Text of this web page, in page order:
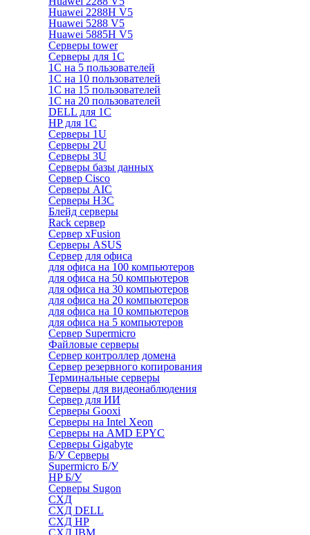
Huawei 2288H V5
Huawei 5288 V5
Huawei 5885H V5
Серверы tower
Серверы для 1C
1С на 5 пользователей
1С на 10 пользователей
1С на 15 пользователей
1С на 20 пользователей
DELL для 1С
HP для 1С
Серверы 1U
Серверы 2U
Серверы 3U
Серверы базы данных
Сервер Cisco
Серверы AIC
Серверы H3C
Блейд серверы
Rack сервер
Сервер xFusion
Серверы ASUS
Сервер для офиса
для офиса на 100 компьютеров
для офиса на 50 компьютеров
для офиса на 30 компьютеров
для офиса на 20 компьютеров
для офиса на 10 компьютеров
для офиса на 5 компьютеров
Сервер Supermicro
Файловые серверы
Сервер контроллер домена
Сервер резервного копирования
Терминальные серверы
Серверы для видеонаблюдения
Сервер для ИИ
Серверы Gooxi
Серверы на Intel Xeon
Серверы на AMD EPYC
Серверы Gigabyte
Б/У Серверы
Supermicro Б/У
HP Б/У
Серверы Sugon
СХД
СХД DELL
СХД HP
СХД IBM